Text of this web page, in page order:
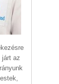
járt az